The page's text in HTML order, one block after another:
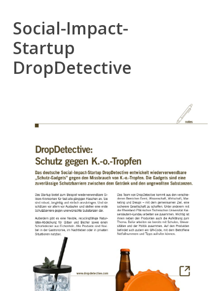
Social-Impact-
Startup
DropDetective